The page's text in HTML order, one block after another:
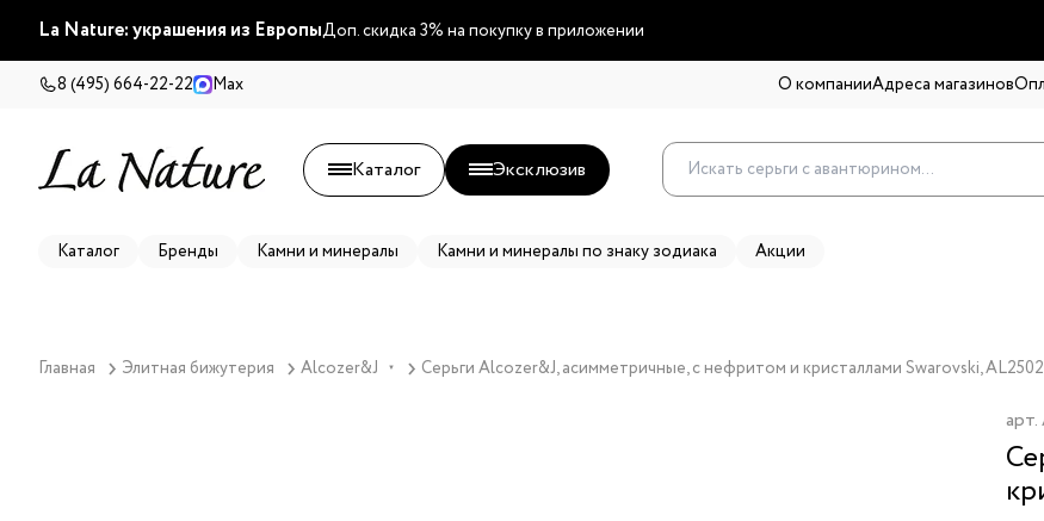
La Nature: украшения из ЕвропыДоп. скидка 3% на покупку в приложении
8 (495) 664-22-22 Max О компанииАдреса магазинов
Каталог Эксклюзив
Каталог Бренды Камни и минералы Камни и минералы по знаку зодиака Акции
Главная Элитная бижутерия Alcozer&J ▼ Серьги Alcozer&J, асимметричные, с нефритом и кристаллами Swarovski,
арт.